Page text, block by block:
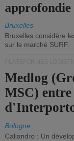
approfondie
Bruxelles
Bruxelles considère
sur le marché SURF.
Medlog
MSC)
Bologne
Caliandro : Un